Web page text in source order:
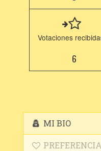
Votaciones
6
MI BIO